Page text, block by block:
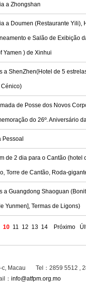
a Zhongshan
a Doumen (Restaurante Yili),
e Salão de Exibição
Yamen ) de Xinhui
a ShenZhen(Hotel de 5
de Posse dos Novos
do 26º. Aniversário
Pessoal
de 2 dia para o Cantão (hotel
Torre de Cantão, Roda-
a Guangdong Shaoguan
Yunmen], Termas de Ligons)
10 11 12 13 14 Próximo
c, Macau Tel：2859 5512 ,
： info@atfpm.org.mo